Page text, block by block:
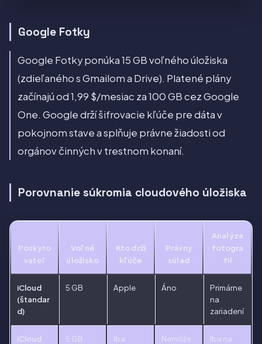
Google Fotky
Google Fotky ponúka 15 GB voľného úložiska
(zdieľaného s Gmailom a Drive). Platené plány
začínajú od 1,99 $/mesiac za 100 GB cez Google
One. Google drží šifrovacie kľúče pre dáta v
pokojnom stave a splňuje právne žiadosti od
orgánov činných v trestnom konaní.
Porovnanie súkromia cloudového úložiska
Poskyto
vateľ
Voľné
úložisko
Kto drží
kľúče
Právny
súlad
Analýza
fotogra
fií
iCloud
(štandar
d)
5 GB Apple Áno
Primárne
na
zariadení
iCloud
5 GB
Iba
Nemôže
Iba na